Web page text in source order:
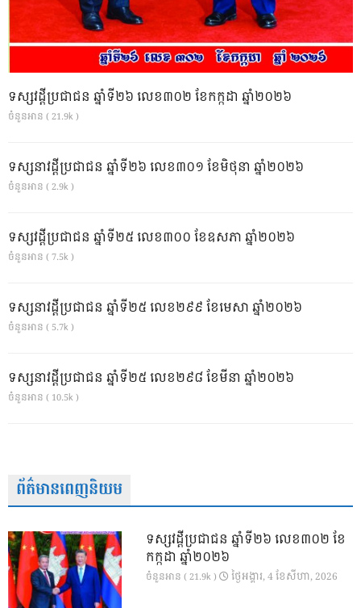
ទស្សវដ្តីប្រជាជន ឆ្នាំទី២៦ លេខ៣០២ ខែកក្កដា ឆ្នាំ២០២៦
ចំនួនអាន ( 21.9k )
ទស្សនាវដ្ដីប្រជាជន ឆ្នាំទី២៦ លេខ៣០១ ខែមិថុនា ឆ្នាំ២០២៦
ចំនួនអាន ( 2.9k )
ទស្សវដ្តីប្រជាជន ឆ្នាំទី២៥ លេខ៣០០ ខែឧសភា ឆ្នាំ២០២៦
ចំនួនអាន ( 7.5k )
ទស្សនាវដ្ដីប្រជាជន ឆ្នាំទី២៥ លេខ២៩៩ ខែមេសា ឆ្នាំ២០២៦
ចំនួនអាន ( 5.7k )
ទស្សនាវដ្ដីប្រជាជន ឆ្នាំទី២៥ លេខ២៩៨ ខែមីនា ឆ្នាំ២០២៦
ចំនួនអាន ( 10.5k )
ព័ត៌មានពេញនិយម
ទស្សវដ្តីប្រជាជន ឆ្នាំទី២៦ លេខ៣០២ ខែ
កក្កដា ឆ្នាំ២០២៦
ចំនួនអាន ( 21.9k ) ថ្ងៃ​អង្គារ, 4 ខែ​សីហា, 2026